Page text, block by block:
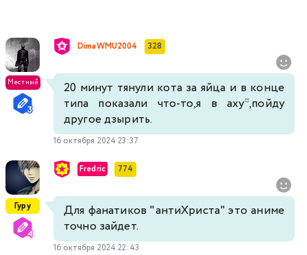
Местный
DimaWMU2004 328
20 минут тянули кота за яйца и в конце
типа показали что-то,я в аху*,пойду
другое дзырить.
16 октября 2024 23:37
Гуру
Fredric 774
Для фанатиков "антиХриста" это аниме
точно зайдет.
16 октября 2024 22:43